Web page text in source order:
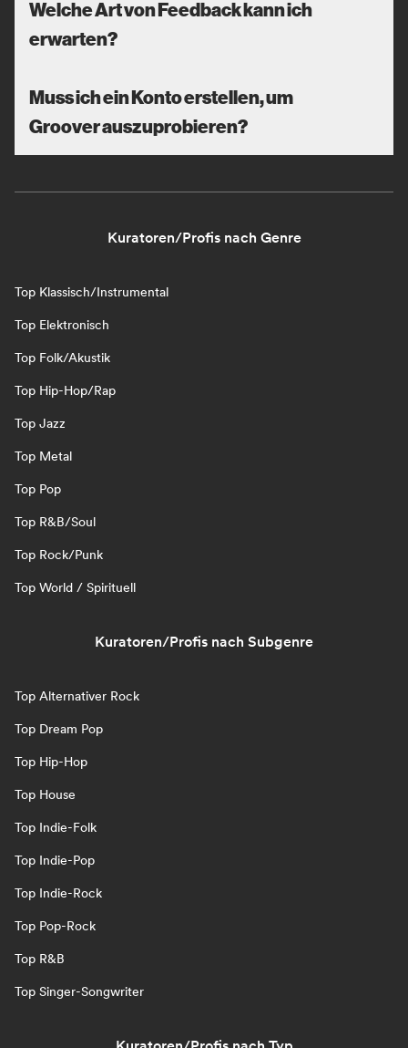
Welche Art von Feedback kann ich
erwarten?
Muss ich ein Konto erstellen, um
Groover auszuprobieren?
Kuratoren/Profis nach Genre
Top Klassisch/Instrumental
Top Elektronisch
Top Folk/Akustik
Top Hip-Hop/Rap
Top Jazz
Top Metal
Top Pop
Top R&B/Soul
Top Rock/Punk
Top World / Spirituell
Kuratoren/Profis nach Subgenre
Top Alternativer Rock
Top Dream Pop
Top Hip-Hop
Top House
Top Indie-Folk
Top Indie-Pop
Top Indie-Rock
Top Pop-Rock
Top R&B
Top Singer-Songwriter